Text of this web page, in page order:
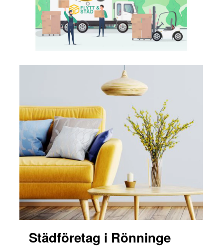
Städföretag i Rönninge